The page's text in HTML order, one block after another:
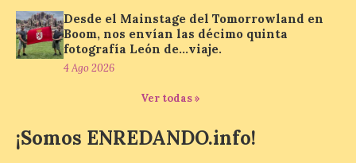
6 Ago 2026
Al hilo del estreno de La
Nolan. La pieza de vídeo
reúne una selección de
Antigüedad clásica, la mitología y los
viajes, que se suceden al ritmo de un
Desde el Mainstage del Tomorrowland en
Boom, nos envían las décimo quinta
fotografía León de…viaje.
4 Ago 2026
Ver todas »
¡Somos ENREDANDO.info!